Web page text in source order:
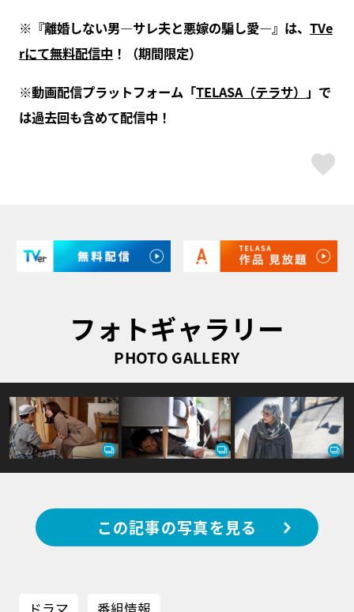
※『離婚しない男―サレ夫と悪嫁の騙し愛―』は、 TVe
rにて無料配信中 ！（期間限定）
※動画配信プラットフォーム「TELASA（テラサ） 」で
は過去回も含めて配信中！
フォトギャラリー
PHOTO GALLERY
この記事の写真を見る